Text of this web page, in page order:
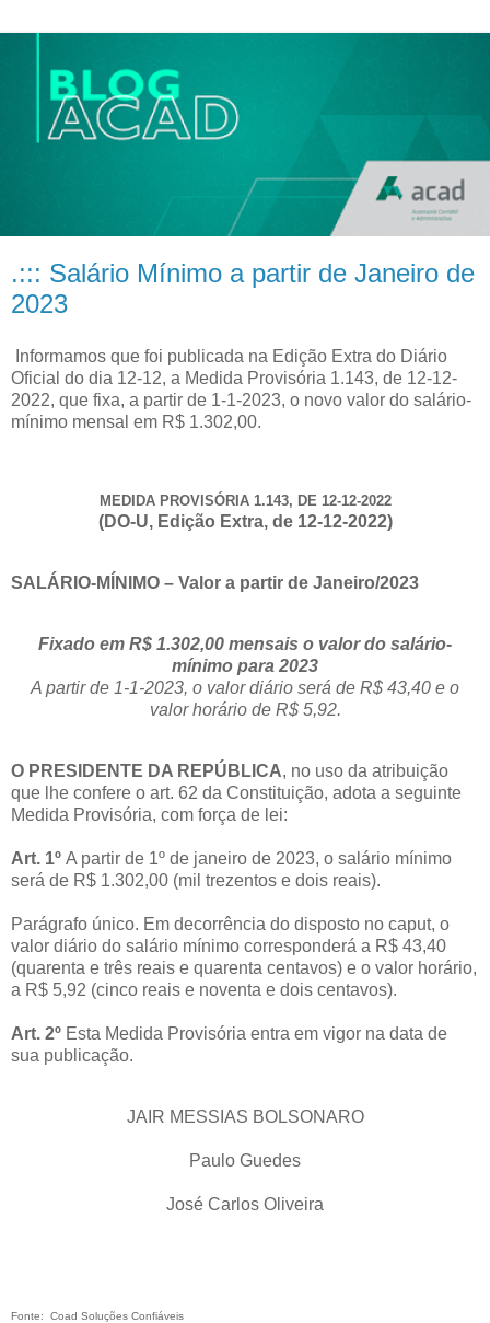
.::: Salário Mínimo a partir de Janeiro de
2023
Informamos que foi publicada na Edição Extra do Diário
Oficial do dia 12-12, a Medida Provisória 1.143, de 12-12-
2022, que fixa, a partir de 1-1-2023, o novo valor do salário-
mínimo mensal em R$ 1.302,00.
MEDIDA PROVISÓRIA 1.143, DE 12-12-2022
(DO-U, Edição Extra, de 12-12-2022)
SALÁRIO-MÍNIMO – Valor a partir de Janeiro/2023
Fixado em R$ 1.302,00 mensais o valor do salário-
mínimo para 2023
A partir de 1-1-2023, o valor diário será de R$ 43,40 e o
valor horário de R$ 5,92.
O PRESIDENTE DA REPÚBLICA, no uso da atribuição
que lhe confere o art. 62 da Constituição, adota a seguinte
Medida Provisória, com força de lei:
Art. 1º A partir de 1º de janeiro de 2023, o salário mínimo
será de R$ 1.302,00 (mil trezentos e dois reais).
Parágrafo único. Em decorrência do disposto no caput, o
valor diário do salário mínimo corresponderá a R$ 43,40
(quarenta e três reais e quarenta centavos) e o valor horário,
a R$ 5,92 (cinco reais e noventa e dois centavos).
Art. 2º Esta Medida Provisória entra em vigor na data de
sua publicação.
JAIR MESSIAS BOLSONARO
Paulo Guedes
José Carlos Oliveira
Fonte: Coad Soluções Confiáveis